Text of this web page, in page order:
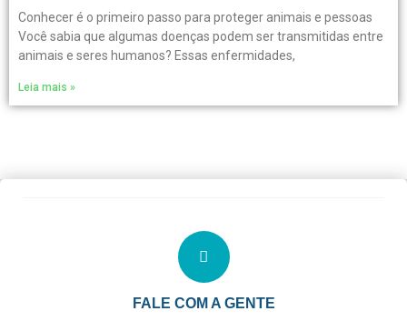
Conhecer é o primeiro passo para proteger animais e pessoas
Você sabia que algumas doenças podem ser transmitidas entre
animais e seres humanos? Essas enfermidades,
Leia mais »
FALE COM A GENTE